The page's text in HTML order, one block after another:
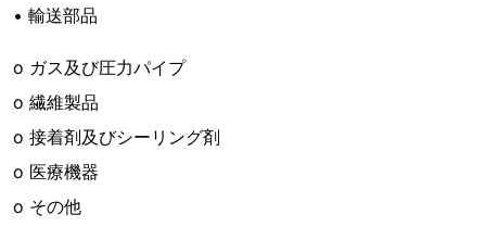
• 輸送部品
o ガス及び圧力パイプ
o 繊維製品
o 接着剤及びシーリング剤
o 医療機器
o その他